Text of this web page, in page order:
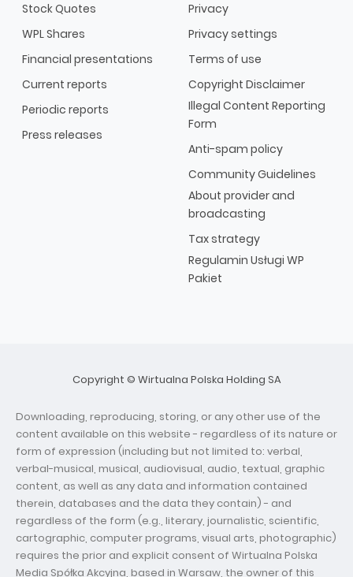
Stock Quotes
WPL Shares
Financial presentations
Current reports
Periodic reports
Press releases
Privacy
Privacy settings
Terms of use
Copyright Disclaimer
Illegal Content Reporting
Form
Anti-spam policy
Community Guidelines
About provider and
broadcasting
Tax strategy
Regulamin Usługi WP
Pakiet
Copyright © Wirtualna Polska Holding SA
Downloading, reproducing, storing, or any other use of the
content available on this website - regardless of its nature or
form of expression (including but not limited to: verbal,
verbal-musical, musical, audiovisual, audio, textual, graphic
content, as well as any data and information contained
therein, databases and the data they contain) - and
regardless of the form (e.g., literary, journalistic, scientific,
cartographic, computer programs, visual arts, photographic)
requires the prior and explicit consent of Wirtualna Polska
Media Spółka Akcyjna, based in Warsaw, the owner of this